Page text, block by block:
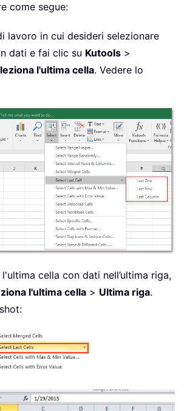
come segue:
lavoro in cui desideri selezionare
dati e fai clic su Kutools >
l'ultima cella. Vedere lo
cella con dati nell’ultima riga,
l'ultima cella > Ultima riga.